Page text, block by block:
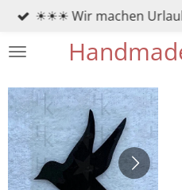
Zum
springen
☀☀☀ Wir machen